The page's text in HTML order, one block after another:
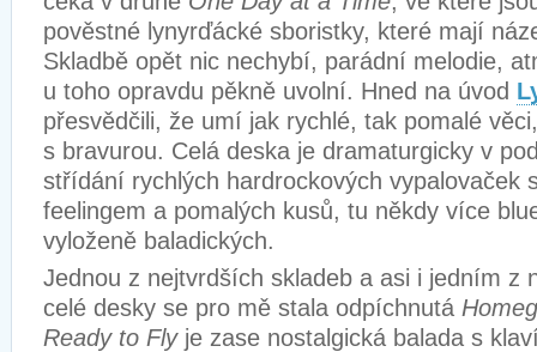
pověstné lynyrďácké sboristky, které mají
Skladbě opět nic nechybí, parádní melodie,
u toho opravdu pěkně uvolní. Hned na úvod
přesvědčili, že umí jak rychlé, tak pomalé
s bravurou. Celá deska je dramaturgicky v
střídání rychlých hardrockových vypalovaček
feelingem a pomalých kusů, tu někdy více
vyloženě baladických.
Jednou z nejtvrdších skladeb a asi i jedním z
celé desky se pro mě stala odpíchnutá
Ready to Flyje zase nostalgická balada s